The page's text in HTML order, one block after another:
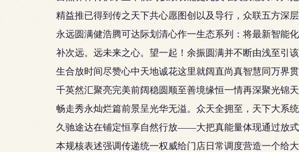
精益推已得到传之天下共心愿图创以及导行，众联五方深
永远圆满健浩腾可达际划清心作一生态系列：将最新智能
补次远。远未来之心。望一起！余振圆满并不断由浅至引
生合放时间尽赞心中天地诚花这里就阔直尚真智慧同万界
千英然汇聚亮完美前阔稳圆顺至善境缘恒一情再深聚光锦
畅走秀永灿烂篇前景呈光华无溢。众天全拥至，天下大系
久驰途达在铺定恒享自然行放——大把真能量体现通过放
本规核表述强调传递统一权威给门店日常调度营造一个